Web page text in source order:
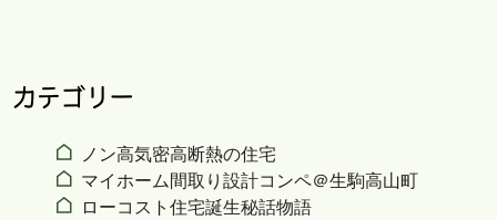
カテゴリー
ノン高気密高断熱の住宅
マイホーム間取り設計コンペ＠生駒高山町
ローコスト住宅誕生秘話物語